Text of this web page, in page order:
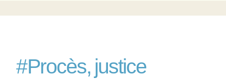
#Procès, justice